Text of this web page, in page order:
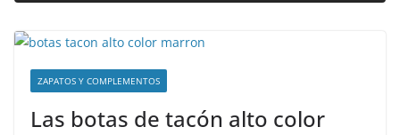
ZAPATOS Y COMPLEMENTOS
Las botas de tacón alto color